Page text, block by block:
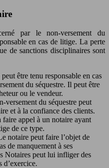
par le non-versement du
en cas de litige. La perte
de sanctions disciplinaires sont
être tenu responsable en cas
du séquestre. Il peut être
ou le vendeur.
versement du séquestre peut
et à la confiance des clients.
appel à un notaire ayant
de ce type.
notaire peut faire l’objet de
de manquement à ses
Notaires peut lui infliger des
d’exercice.